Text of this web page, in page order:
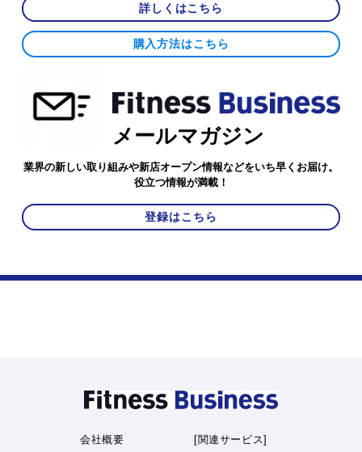
詳しくはこちら
購入方法はこちら
メールマガジン
業界の新しい取り組みや新店オープン情報などをいち早くお届け。
役立つ情報が満載！
登録はこちら
会社概要 [関連サービス]